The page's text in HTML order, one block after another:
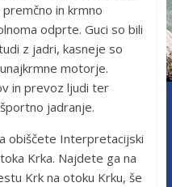
in krmno
odprte. Guci so bili
z jadri, kasneje so
motorje.
in prevoz ljudi ter
jadranje.
obiščete Interpretacijski
Krka. Najdete ga na
Krk na otoku Krku, še